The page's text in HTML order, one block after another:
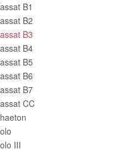
B1
B2
B3
B4
B5
B6
B7
CC
III